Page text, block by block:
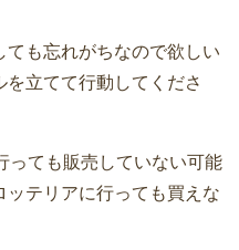
も忘れがちなので欲しい
立てて行動してくださ
っても販売していない可能
テリアに行っても買えな